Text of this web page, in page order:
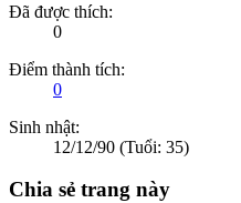
Đã được thích:
0
Điểm thành tích:
0
Sinh nhật:
12/12/90 (Tuổi: 35)
Chia sẻ trang này